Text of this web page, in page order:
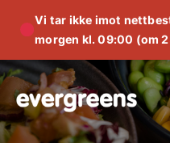
Vi tar ikke imot
morgen kl. 09:00 (om
rett
til
innholdet